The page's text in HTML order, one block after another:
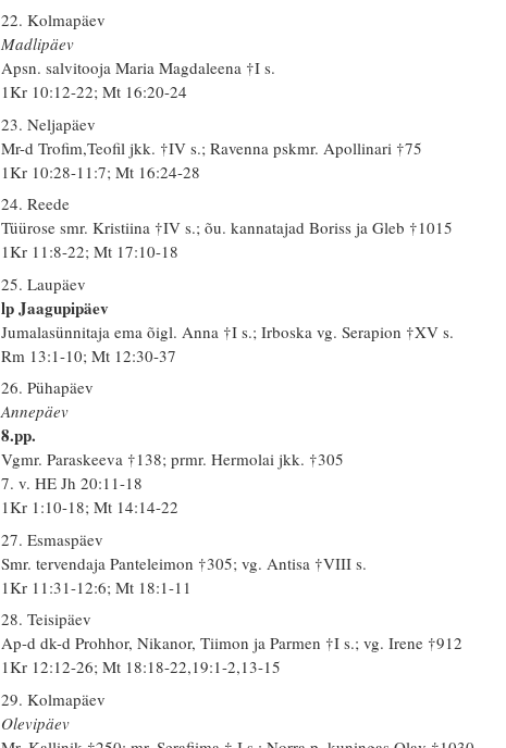
22. Kolmapäev
Madlipäev
Apsn. salvitooja Maria Magdaleena †I s.
1Kr 10:12-22; Mt 16:20-24
23. Neljapäev
Mr-d Trofim,Teofil jkk. †IV s.; Ravenna pskmr. Apollinari †75
1Kr 10:28-11:7; Mt 16:24-28
24. Reede
Tüürose smr. Kristiina †IV s.; õu. kannatajad Boriss ja Gleb †1015
1Kr 11:8-22; Mt 17:10-18
25. Laupäev
lp Jaagupipäev
Jumalasünnitaja ema õigl. Anna †I s.; Irboska vg. Serapion †XV s.
Rm 13:1-10; Mt 12:30-37
26. Pühapäev
Annepäev
8.pp.
Vgmr. Paraskeeva †138; prmr. Hermolai jkk. †305
7. v. HE Jh 20:11-18
1Kr 1:10-18; Mt 14:14-22
27. Esmaspäev
Smr. tervendaja Panteleimon †305; vg. Antisa †VIII s.
1Kr 11:31-12:6; Mt 18:1-11
28. Teisipäev
Ap-d dk-d Prohhor, Nikanor, Tiimon ja Parmen †I s.; vg. Irene †912
1Kr 12:12-26; Mt 18:18-22,19:1-2,13-15
29. Kolmapäev
Olevipäev